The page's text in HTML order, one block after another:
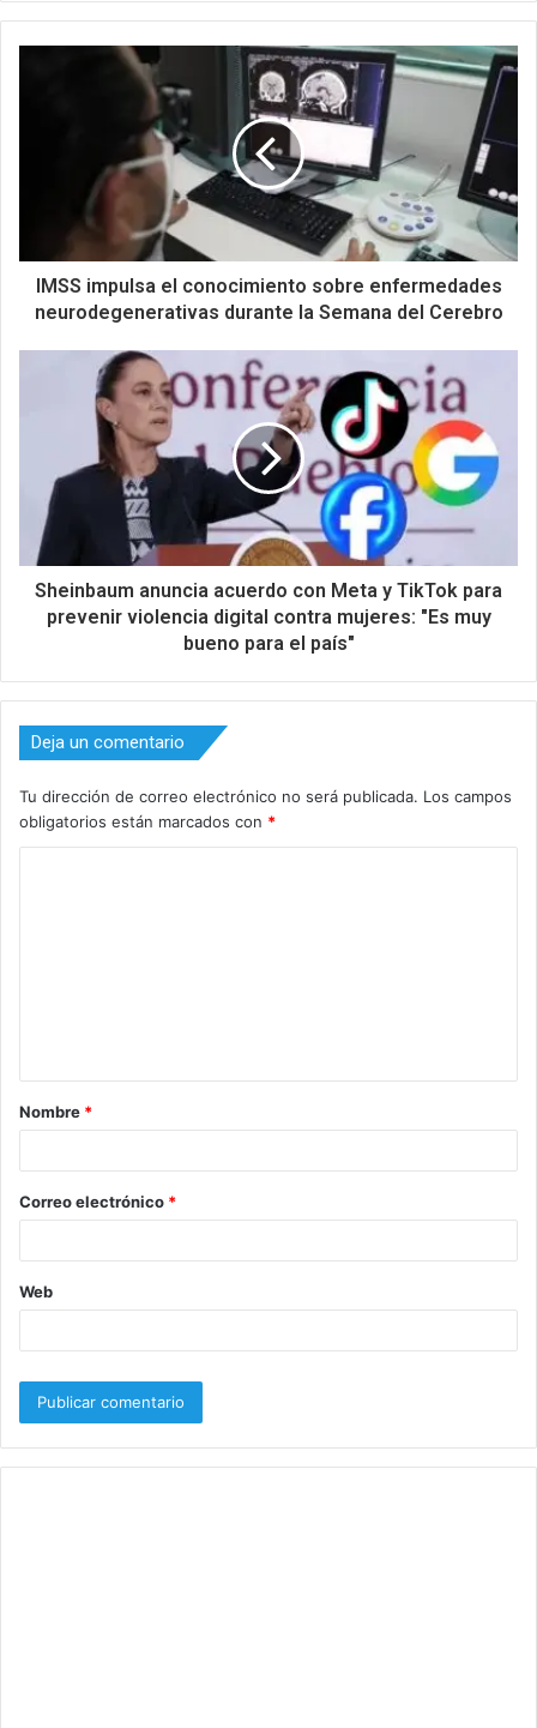
IMSS impulsa el conocimiento sobre enfermedades
neurodegenerativas durante la Semana del Cerebro
Sheinbaum anuncia acuerdo con Meta y TikTok para
prevenir violencia digital contra mujeres: "Es muy
bueno para el país"
Deja un comentario
Tu dirección de correo electrónico no será publicada. Los campos
obligatorios están marcados con *
a
r
*
Nombre *
Correo electrónico *
Web